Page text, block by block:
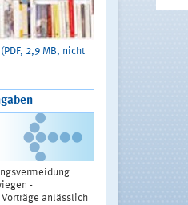
2,9 MB, nicht
-
anlässlich